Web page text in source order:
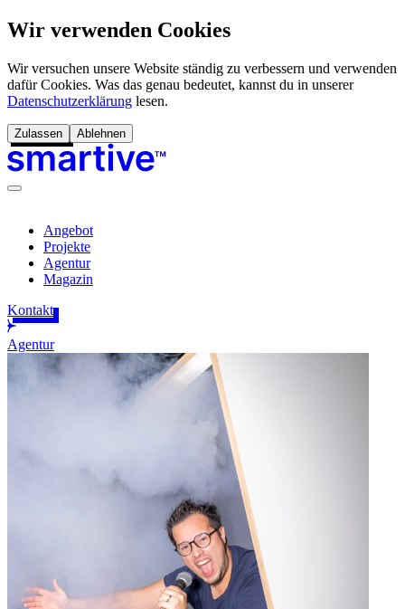
Wir verwenden Cookies
Wir versuchen unsere Website ständig zu verbessern und verwenden
dafür Cookies. Was das genau bedeutet, kannst du in unserer
Datenschutzerklärung lesen.
Zulassen Ablehnen
Angebot
Projekte
Agentur
Magazin
Kontakt
Agentur